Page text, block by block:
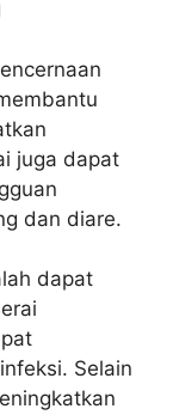
juga dapat
dan diare.
dapat
Selain